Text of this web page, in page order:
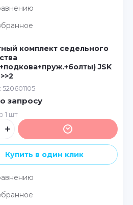
комплект седельного
JSK
520601105
запросу
1 шт
Купить в один клик